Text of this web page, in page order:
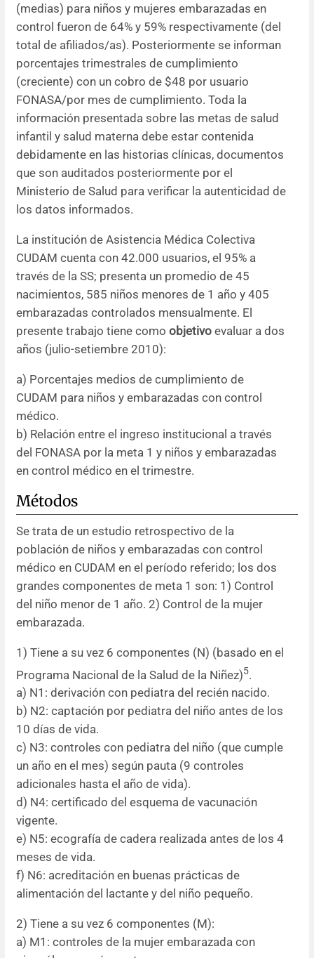
(medias) para niños y mujeres embarazadas en
control fueron de 64% y 59% respectivamente (del
total de afiliados/as). Posteriormente se informan
porcentajes trimestrales de cumplimiento
(creciente) con un cobro de $48 por usuario
FONASA/por mes de cumplimiento. Toda la
información presentada sobre las metas de salud
infantil y salud materna debe estar contenida
debidamente en las historias clínicas, documentos
que son auditados posteriormente por el
Ministerio de Salud para verificar la autenticidad de
los datos informados.
La institución de Asistencia Médica Colectiva
CUDAM cuenta con 42.000 usuarios, el 95% a
través de la SS; presenta un promedio de 45
nacimientos, 585 niños menores de 1 año y 405
embarazadas controlados mensualmente. El
presente trabajo tiene como objetivo evaluar a dos
años (julio-setiembre 2010):
a) Porcentajes medios de cumplimiento de
CUDAM para niños y embarazadas con control
médico.
b) Relación entre el ingreso institucional a través
del FONASA por la meta 1 y niños y embarazadas
en control médico en el trimestre.
Métodos
Se trata de un estudio retrospectivo de la
población de niños y embarazadas con control
médico en CUDAM en el período referido; los dos
grandes componentes de meta 1 son: 1) Control
del niño menor de 1 año. 2) Control de la mujer
embarazada.
1) Tiene a su vez 6 componentes (N) (basado en el
Programa Nacional de la Salud de la Niñez)5.
a) N1: derivación con pediatra del recién nacido.
b) N2: captación por pediatra del niño antes de los
10 días de vida.
c) N3: controles con pediatra del niño (que cumple
un año en el mes) según pauta (9 controles
adicionales hasta el año de vida).
d) N4: certificado del esquema de vacunación
vigente.
e) N5: ecografía de cadera realizada antes de los 4
meses de vida.
f) N6: acreditación en buenas prácticas de
alimentación del lactante y del niño pequeño.
2) Tiene a su vez 6 componentes (M):
a) M1: controles de la mujer embarazada con